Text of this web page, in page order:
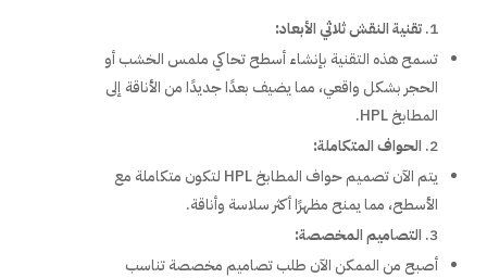
تقنية النقش ثلاثي الأبعاد:
تسمح هذه التقنية بإنشاء أسطح تحاكي ملمس الخشب أو
الحجر بشكل واقعي، مما يضيف بعدًا جديدًا من الأناقة إلى
المطابخ HPL.
الحواف المتكاملة:
يتم الآن تصميم حواف المطابخ HPL لتكون متكاملة مع
الأسطح، مما يمنح مظهرًا أكثر سلاسة وأناقة.
التصاميم المخصصة:
أصبح من الممكن الآن طلب تصاميم مخصصة تناسب